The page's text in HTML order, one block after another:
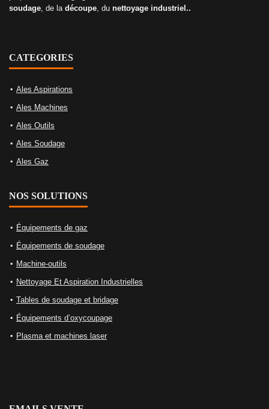
soudage, de la découpe, du nettoyage industriel..
CATEGORIES
Ales Aspirations
Ales Machines
Ales Outils
Ales Soudage
Ales Gaz
NOS SOLUTIONS
Équipements de gaz
Équipements de soudage
Machine-outils
Nettoyage Et Aspiration Industrielles
Tables de soudage et bridage
Équipements d’oxycoupage
Plasma et machines laser